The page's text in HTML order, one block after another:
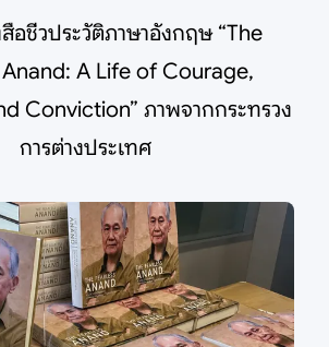
อชีวประวัติภาษาอังกฤษ “The
A Life of Courage,
Conviction” ภาพจากกระทรวง
การต่างประเทศ